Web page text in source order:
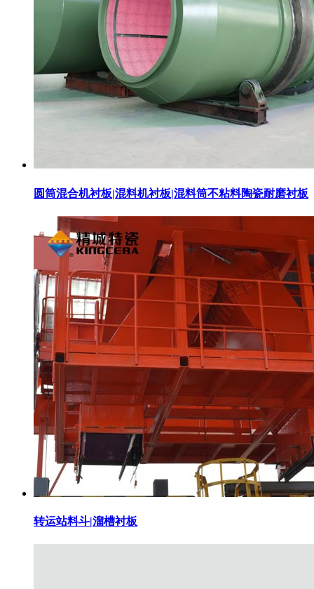
圆筒混合机衬板|混料机衬板|混料筒不粘料陶瓷耐磨衬板
转运站料斗|溜槽衬板